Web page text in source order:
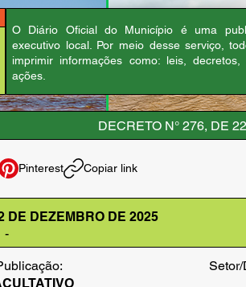
O Diário Oficial do Município é uma
executivo local. Por meio desse serviço,
imprimir informações como: leis,
ações.
DECRETO N° 276, DE
Pinterest Copiar link
DE DEZEMBRO DE 2025
-